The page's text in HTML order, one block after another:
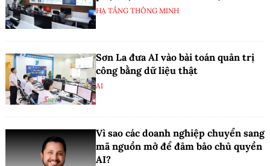
HẠ TẦNG THÔNG MINH
Sơn La đưa AI vào bài toán quản trị
công bằng dữ liệu thật
AI
Vì sao các doanh nghiệp chuyển sang
mã nguồn mở để đảm bảo chủ quyền
AI?